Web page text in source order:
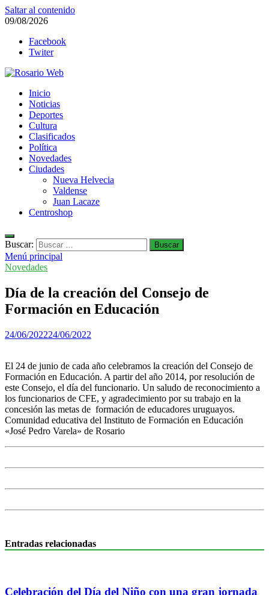
Saltar al contenido
09/08/2026
Facebook
Twiter
Rosario Web
Todas la noticias de Rosario y la zona
Inicio
Noticias
Deportes
Cultura
Clasificados
Política
Novedades
Ciudades
Nueva Helvecia
Valdense
Juan Lacaze
Centroshop
Buscar:
Menú principal
Novedades
Día de la creación del Consejo de
Formación en Educación
24/06/202224/06/2022
El 24 de junio de cada año celebramos la creación del Consejo de
Formación en Educación. A partir del año 2014, por resolución de
este Consejo, el día del funcionario. Un saludo de reconocimiento a
los funcionarios de CFE, y agradecimiento por su trabajo en la
concesión las metas de formación de educadores uruguayos.
Comunidad educativa del Instituto de Formación en Educación
«José Pedro Varela» de Rosario
Entradas relacionadas
Celebración del Día del Niño con una gran jornada